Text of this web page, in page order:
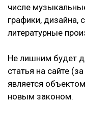
числе
графики, дизайна,
литературные
Не лишним будет
статья на сайте
является
новым законом.